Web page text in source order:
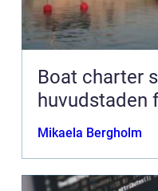
Boat charter
huvudstaden
Mikaela Bergholm